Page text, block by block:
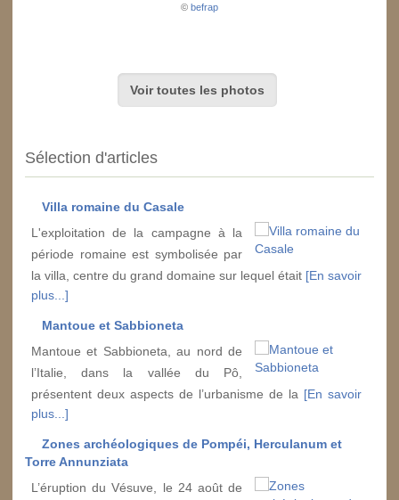
© befrap
Voir toutes les photos
Sélection d'articles
Villa romaine du Casale
L'exploitation de la campagne à la
période romaine est symbolisée par
la villa, centre du grand domaine sur lequel était [En savoir
plus...]
Mantoue et Sabbioneta
Mantoue et Sabbioneta, au nord de
l’Italie, dans la vallée du Pô,
présentent deux aspects de l’urbanisme de la [En savoir
plus...]
Zones archéologiques de Pompéi, Herculanum et
Torre Annunziata
L’éruption du Vésuve, le 24 août de